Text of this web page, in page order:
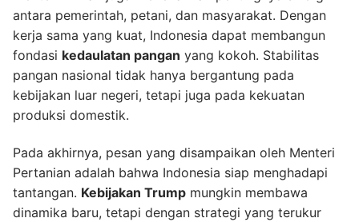
antara pemerintah, petani, dan masyarakat. Dengan
kerja sama yang kuat, Indonesia dapat membangun
fondasi kedaulatan pangan yang kokoh. Stabilitas
pangan nasional tidak hanya bergantung pada
kebijakan luar negeri, tetapi juga pada kekuatan
produksi domestik.
Pada akhirnya, pesan yang disampaikan oleh Menteri
Pertanian adalah bahwa Indonesia siap menghadapi
tantangan. Kebijakan Trump mungkin membawa
dinamika baru, tetapi dengan strategi yang terukur